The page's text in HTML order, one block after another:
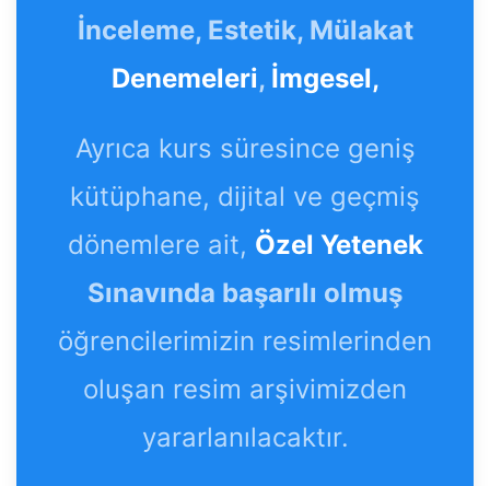
İnceleme, Estetik, Mülakat
Denemeleri, İmgesel,
Ayrıca kurs süresince geniş
kütüphane, dijital ve geçmiş
dönemlere ait, Özel Yetenek
Sınavında başarılı olmuş
öğrencilerimizin resimlerinden
oluşan resim arşivimizden
yararlanılacaktır.